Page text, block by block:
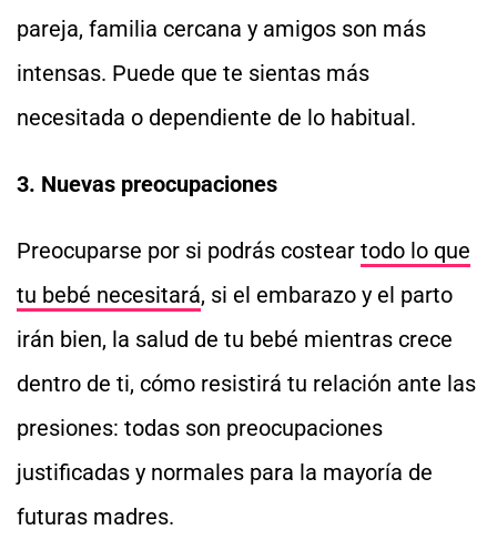
pareja, familia cercana y amigos son más
intensas. Puede que te sientas más
necesitada o dependiente de lo habitual.
3. Nuevas preocupaciones
Preocuparse por si podrás costear todo lo que
tu bebé necesitará, si el embarazo y el parto
irán bien, la salud de tu bebé mientras crece
dentro de ti, cómo resistirá tu relación ante las
presiones: todas son preocupaciones
justificadas y normales para la mayoría de
futuras madres.